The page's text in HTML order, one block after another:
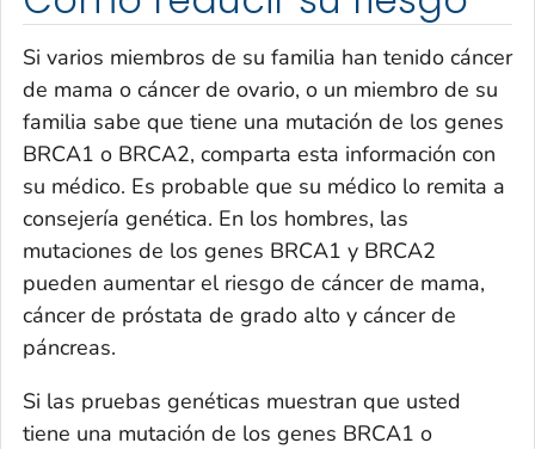
Si varios miembros de su familia han tenido cáncer
de mama o cáncer de ovario, o un miembro de su
familia sabe que tiene una mutación de los genes
BRCA1 o BRCA2, comparta esta información con
su médico. Es probable que su médico lo remita a
consejería genética. En los hombres, las
mutaciones de los genes BRCA1 y BRCA2
pueden aumentar el riesgo de cáncer de mama,
cáncer de próstata de grado alto y cáncer de
páncreas.
Si las pruebas genéticas muestran que usted
tiene una mutación de los genes BRCA1 o